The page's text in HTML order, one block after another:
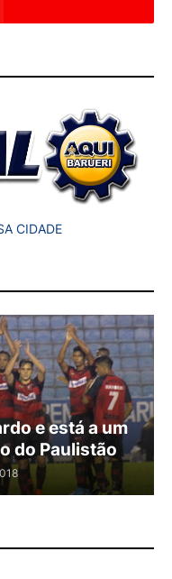
CIDADE
e está a um
do Paulistão